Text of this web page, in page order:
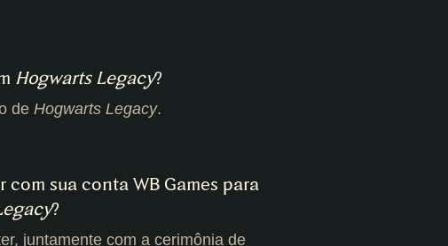
Hogwarts Legacy?
de Hogwarts Legacy.
sua conta WB Games para
?
juntamente com a cerimônia de